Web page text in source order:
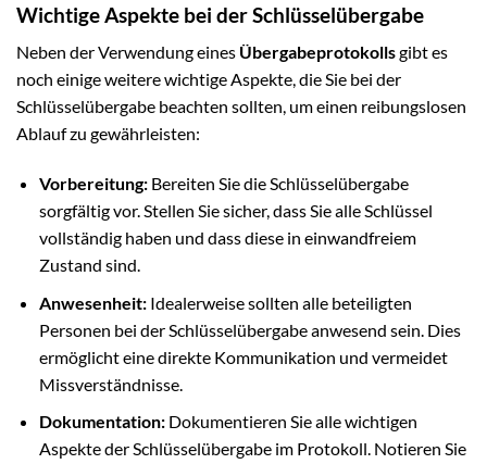
Wichtige Aspekte bei der Schlüsselübergabe
Neben der Verwendung eines Übergabeprotokollsgibt es
noch einige weitere wichtige Aspekte, die Sie bei der
Schlüsselübergabe beachten sollten, um einen reibungslosen
Ablauf zu gewährleisten:
Vorbereitung:Bereiten Sie die Schlüsselübergabe
sorgfältig vor. Stellen Sie sicher, dass Sie alle Schlüssel
vollständig haben und dass diese in einwandfreiem
Zustand sind.
Anwesenheit:Idealerweise sollten alle beteiligten
Personen bei der Schlüsselübergabe anwesend sein. Dies
ermöglicht eine direkte Kommunikation und vermeidet
Missverständnisse.
Dokumentation:Dokumentieren Sie alle wichtigen
Aspekte der Schlüsselübergabe im Protokoll. Notieren Sie